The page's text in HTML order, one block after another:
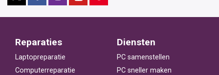
Reparaties
Laptopreparatie
Computerreparatie
Diensten
PC samenstellen
PC sneller maken